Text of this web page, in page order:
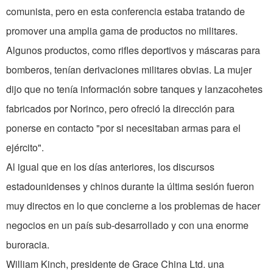
comunista, pero en esta conferencia estaba tratando de
promover una amplia gama de productos no militares.
Algunos productos, como rifles deportivos y máscaras para
bomberos, tenían derivaciones militares obvias. La mujer
dijo que no tenía información sobre tanques y lanzacohetes
fabricados por Norinco, pero ofreció la dirección para
ponerse en contacto "por si necesitaban armas para el
ejército".
Al igual que en los días anteriores, los discursos
estadounidenses y chinos durante la última sesión fueron
muy directos en lo que concierne a los problemas de hacer
negocios en un país sub-desarrollado y con una enorme
buroracia.
William Kinch, presidente de Grace China Ltd. una